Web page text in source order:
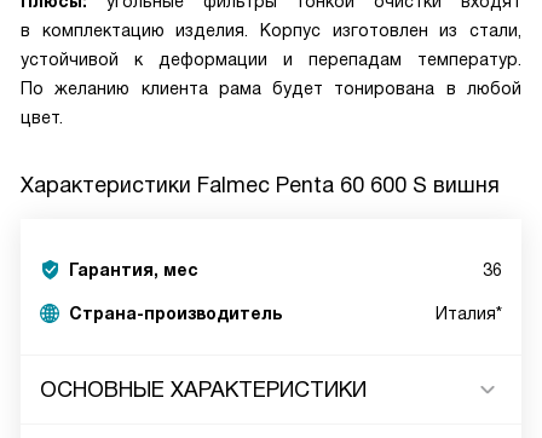
в комплектацию изделия. Корпус изготовлен из стали,
устойчивой к деформации и перепадам температур.
По желанию клиента рама будет тонирована в любой
цвет.
Характеристики Falmec Penta 60 600 S вишня
Гарантия, мес 36
Страна-производитель Италия*
ОСНОВНЫЕ ХАРАКТЕРИСТИКИ